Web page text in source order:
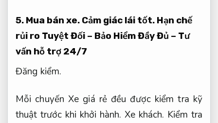
5. Mua bán xe. Cảm giác lái tốt. Hạn chế
rủi ro Tuyệt Đối – Bảo Hiểm Đầy Đủ – Tư
vấn hỗ trợ 24/7
Đăng kiểm.
Mỗi chuyến Xe giá rẻ đều được kiểm tra kỹ
thuật trước khi khởi hành. Xe khách. Kiểm tra